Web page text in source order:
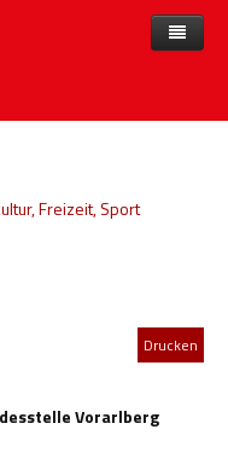
Freizeit, Sport
Drucken
Vorarlberg